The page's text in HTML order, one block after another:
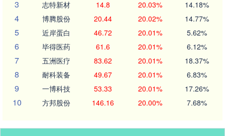
3 志特新材 14.8 20.03% 14.18%
4 博腾股份 20.44 20.02% 14.77%
5 近岸蛋白 46.72 20.01% 5.62%
6 毕得医药 61.6 20.01% 6.12%
7 五洲医疗 83.62 20.01% 18.37%
8 耐科装备 49.67 20.01% 6.83%
9 一博科技 53.33 20.01% 17.26%
10 方邦股份 146.16 20.00% 7.68%